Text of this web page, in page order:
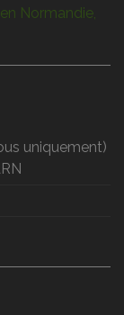
Normandie,
uniquement)